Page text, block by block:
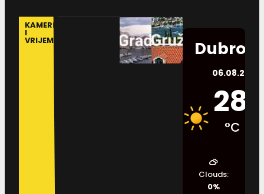
KAMERE
I
VRIJEME
06.08.2026.
28
°C
Clouds:
0%